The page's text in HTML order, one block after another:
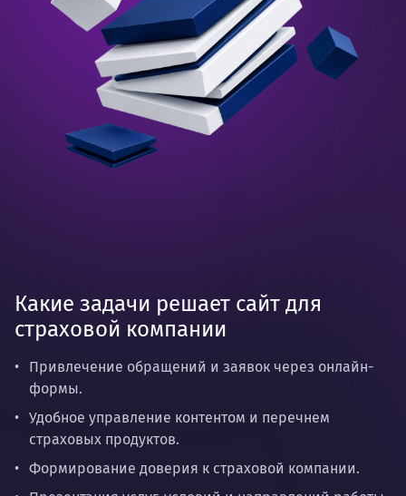
Какие задачи решает сайт для
страховой компании
Привлечение обращений и заявок через онлайн-
формы.
Удобное управление контентом и перечнем
страховых продуктов.
Формирование доверия к страховой компании.